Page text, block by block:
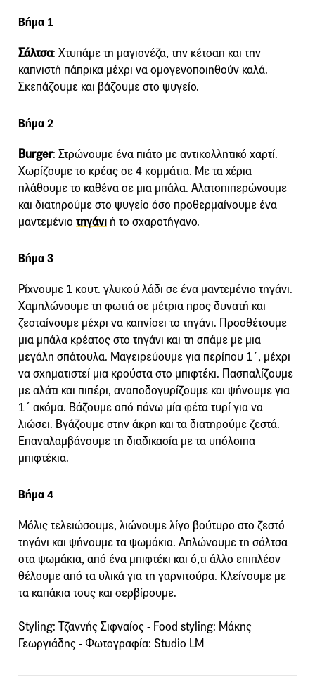
Βήμα 1
Σάλτσα: Χτυπάμε τη μαγιονέζα, την κέτσαπ και την
καπνιστή πάπρικα μέχρι να ομογενοποιηθούν καλά.
Σκεπάζουμε και βάζουμε στο ψυγείο.
Βήμα 2
Burger: Στρώνουμε ένα πιάτο με αντικολλητικό χαρτί.
Χωρίζουμε το κρέας σε 4 κομμάτια. Με τα χέρια
πλάθουμε το καθένα σε μια μπάλα. Αλατοπιπερώνουμε
και διατηρούμε στο ψυγείο όσο προθερμαίνουμε ένα
μαντεμένιο τηγάνι ή το σχαροτήγανο.
Βήμα 3
Ρίχνουμε 1 κουτ. γλυκού λάδι σε ένα μαντεμένιο τηγάνι.
Χαμηλώνουμε τη φωτιά σε μέτρια προς δυνατή και
ζεσταίνουμε μέχρι να καπνίσει το τηγάνι. Προσθέτουμε
μια μπάλα κρέατος στο τηγάνι και τη σπάμε με μια
μεγάλη σπάτουλα. Μαγειρεύουμε για περίπου 1´, μέχρι
να σχηματιστεί μια κρούστα στο μπιφτέκι. Πασπαλίζουμε
με αλάτι και πιπέρι, αναποδογυρίζουμε και ψήνουμε για
1´ ακόμα. Βάζουμε από πάνω μία φέτα τυρί για να
λιώσει. Βγάζουμε στην άκρη και τα διατηρούμε ζεστά.
Επαναλαμβάνουμε τη διαδικασία με τα υπόλοιπα
μπιφτέκια.
Βήμα 4
Μόλις τελειώσουμε, λιώνουμε λίγο βούτυρο στο ζεστό
τηγάνι και ψήνουμε τα ψωμάκια. Απλώνουμε τη σάλτσα
στα ψωμάκια, από ένα μπιφτέκι και ό,τι άλλο επιπλέον
θέλουμε από τα υλικά για τη γαρνιτούρα. Κλείνουμε με
τα καπάκια τους και σερβίρουμε.
Styling: Τζαννής Σιφναίος - Food styling: Μάκης
Γεωργιάδης - Φωτογραφία: Studio LM